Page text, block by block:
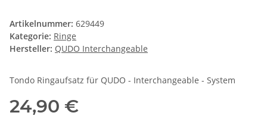
Artikelnummer: 629449
Kategorie: Ringe
Hersteller: QUDO Interchangeable
Tondo Ringaufsatz für QUDO - Interchangeable - System
24,90 €